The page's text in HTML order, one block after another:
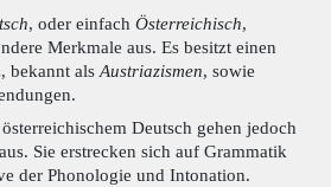
, oder einfach Österreichisch,
Merkmale aus. Es besitzt einen
bekannt alsAustriazismen, sowie
Deutsch gehen jedoch
Sie erstrecken sich auf Grammatik
der Phonologie und Intonation.